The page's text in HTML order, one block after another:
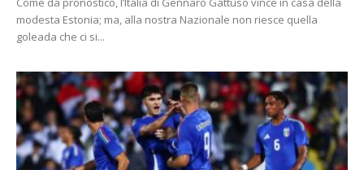
modesta Estonia; ma, alla nostra Nazionale non riesce quella
goleada che ci si...